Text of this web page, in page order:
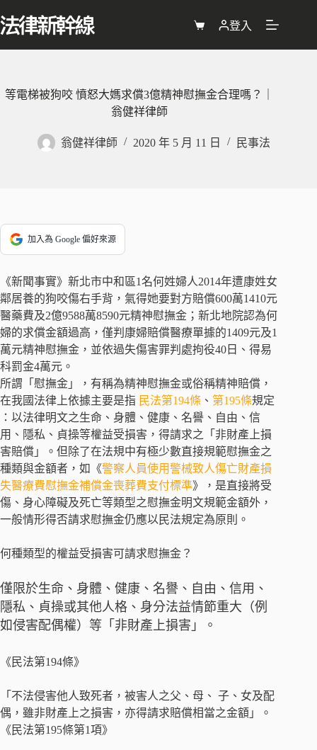
至
容
購
物
登入
等電梯被狗咬 憤怒大媽求償3億精神慰撫金合理嗎？｜
翁健祥律師
翁健祥律師 2020 年 5 月 11 日 民事法
加入為 Google 偏好來源
《新聞事實》新北市中和區1名何姓婦人2014年遭康姓女
鄰居養的狗咬傷右手背，氣得她要對方賠償600萬1410元
醫藥費及2億9588萬8590元精神慰撫金；新北地院認為何
婦的求償金額過高，僅判康婦賠償醫療單據的1409元及1
萬元精神慰撫金，並依過失傷害罪判處拘役40日、得易
科罰金4萬元。
所謂「慰撫金」，有稱為精神慰撫金或俗稱精神賠償，
在我國法律上依據主要是指 民法第194條 、 第195條規定
：以法律明文之生命、身體、健康、名譽、自由、信
用、隱私、貞操等權益受損害，得請求之「非財產上損
害賠償」。但除了在法規中有極少數直接規範慰撫金之
種類與金額者，如《警察人員使用警械致人傷亡財產損
失醫療費慰撫金補償金喪葬費支付標準》，是直接將受
傷、身心障礙及死亡等類型之慰撫金明文規範金額外，
一般情形得否請求慰撫金仍應以民法規定為原則。
何種類型的權益受損害可請求慰撫金？
僅限於生命、身體、健康、名譽、自由、信用、
隱私、貞操或其他人格、身分法益情節重大（例
如侵害配偶權）等「非財產上損害」。
《民法第194條》
「不法侵害他人致死者，被害人之父、母、 子、女及配
偶，雖非財產上之損害，亦得請求賠償相當之金額」。
《民法第195條第1項》